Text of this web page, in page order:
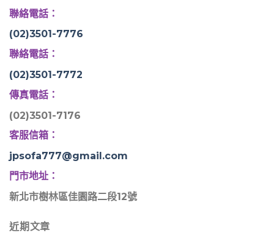
聯絡電話：
(02)3501-7776
聯絡電話：
(02)3501-7772
傳真電話：
(02)3501-7176
客服信箱：
jpsofa777@gmail.com
門市地址：
新北市樹林區佳園路二段12號
近期文章